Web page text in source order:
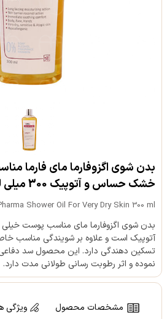
بدن شوی اگزوفارما مای فارما
خشک حساس و آتوپیک 300 میلی لیتر
Shower Oil For Very Dry Skin 300 ml
بدن شوی اگزوفارما مای مناسب پوست
آتوپیک است و علاوه بر شویندگی مناسب
تسکین دهندگی دارد. این محصول سد
نموده و اثر رطوبت رسانی طولانی مدت دارد.
مشخصات محصول ویژگی